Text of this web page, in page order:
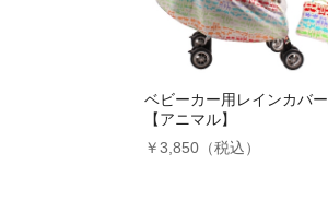
ベビーカー用レインカバー
【アニマル】
￥3,850（税込）